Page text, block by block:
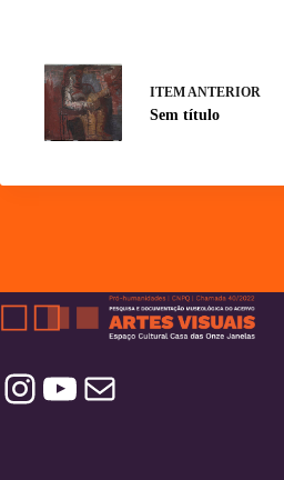
ITEM ANTERIOR
Sem título
Instagram YouTube Contatos